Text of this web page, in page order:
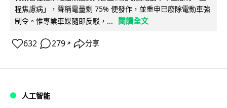
程焦慮病」，聲稱電量剩 75% 便發作，並重申已廢除電動車強
制令。惟專業車媒隨即反駁，...
閱讀全文
632 279 ↗ 分享
人工智能